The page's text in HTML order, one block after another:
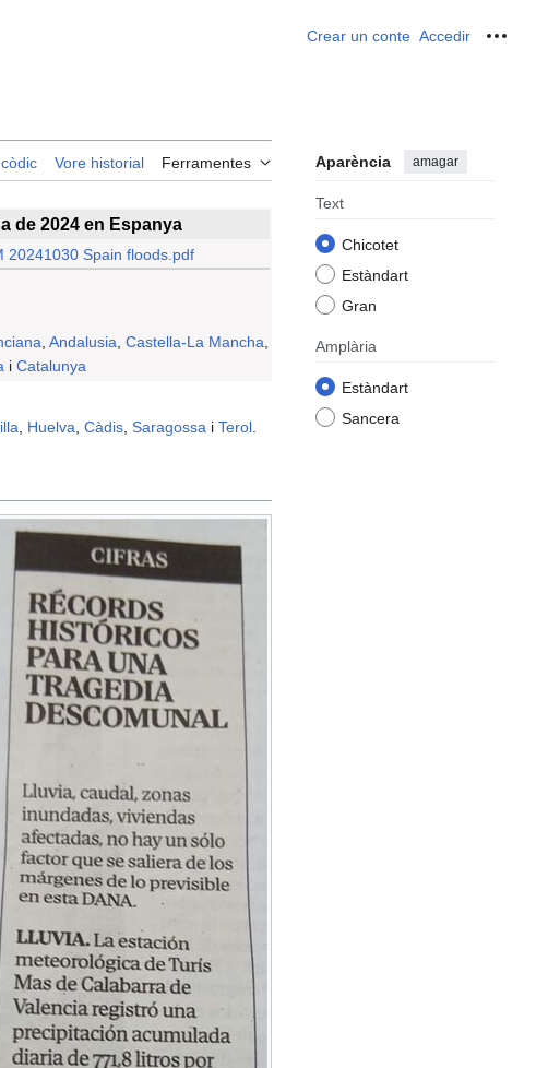
Crear un conte Accedir
Vore historial Ferramentes Aparència amagar
Text
Chicotet
Estàndart
Gran
Amplària
Estàndart
Sancera
de 2024 en Espanya
20241030 Spain floods.pdf
Andalusia Castella-La Mancha
i Catalunya
Huelva Càdis Saragossa i Terol